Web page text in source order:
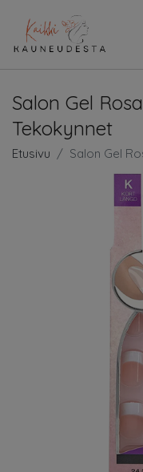
Salon Gel
Tekokynnet
Etusivu Salon Gel